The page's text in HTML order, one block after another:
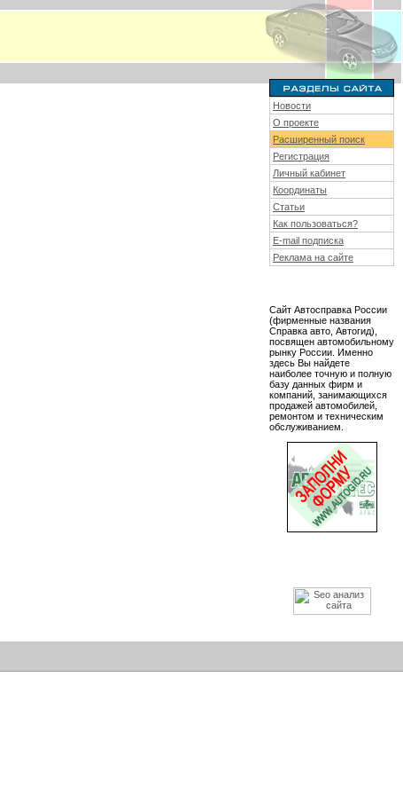
Новости
О проекте
Расширенный поиск
Регистрация
Личный кабинет
Координаты
Статьи
Как пользоваться?
E-mail подписка
Реклама на сайте
Сайт Автосправка России
(фирменные названия
Справка авто, Автогид),
посвящен автомобильному
рынку России. Именно
здесь Вы найдете
наиболее точную и полную
базу данных фирм и
компаний, занимающихся
продажей автомобилей,
ремонтом и техническим
обслуживанием.